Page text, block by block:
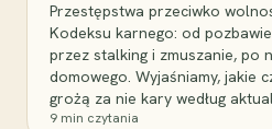
Przestępstwa przeciwko
Kodeksu karnego: od
przez stalking i zmuszanie, po
domowego. Wyjaśniamy, jakie
grożą za nie kary według
9 min czytania